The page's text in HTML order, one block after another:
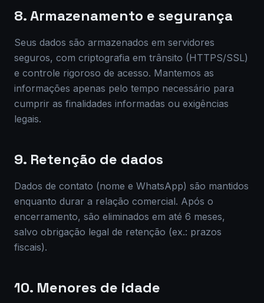
8. Armazenamento e segurança
Seus dados são armazenados em servidores
seguros, com criptografia em trânsito (HTTPS/SSL)
e controle rigoroso de acesso. Mantemos as
informações apenas pelo tempo necessário para
cumprir as finalidades informadas ou exigências
legais.
9. Retenção de dados
Dados de contato (nome e WhatsApp) são mantidos
enquanto durar a relação comercial. Após o
encerramento, são eliminados em até 6 meses,
salvo obrigação legal de retenção (ex.: prazos
fiscais).
10. Menores de idade